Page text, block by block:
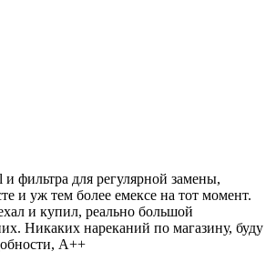
фильтра для регулярной замены,
и уж тем более емексе на тот момент.
и купил, реально большой
Никаких нареканий по магазину, буду
A++